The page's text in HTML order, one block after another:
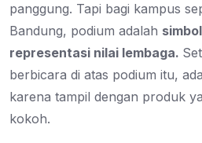
panggung. Tapi bagi kampus
Bandung, podium adalah
representasi nilai lembaga.
berbicara di atas podium itu,
karena tampil dengan produk
kokoh.